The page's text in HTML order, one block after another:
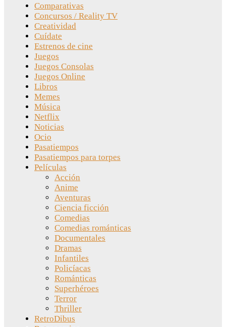
Comparativas
Concursos / Reality TV
Creatividad
Cuídate
Estrenos de cine
Juegos
Juegos Consolas
Juegos Online
Libros
Memes
Música
Netflix
Noticias
Ocio
Pasatiempos
Pasatiempos para torpes
Películas
Acción
Anime
Aventuras
Ciencia ficción
Comedias
Comedias románticas
Documentales
Dramas
Infantiles
Policíacas
Románticas
Superhéroes
Terror
Thriller
RetroDibus